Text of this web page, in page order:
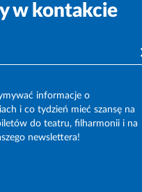
w kontakcie
informacje o
i co tydzień mieć szansę na
do teatru, filharmonii i na
newslettera!